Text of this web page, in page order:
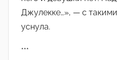
Джулекке…», — с
уснула.
***